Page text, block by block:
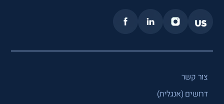
צור קשר
דרושים (אנגלית)